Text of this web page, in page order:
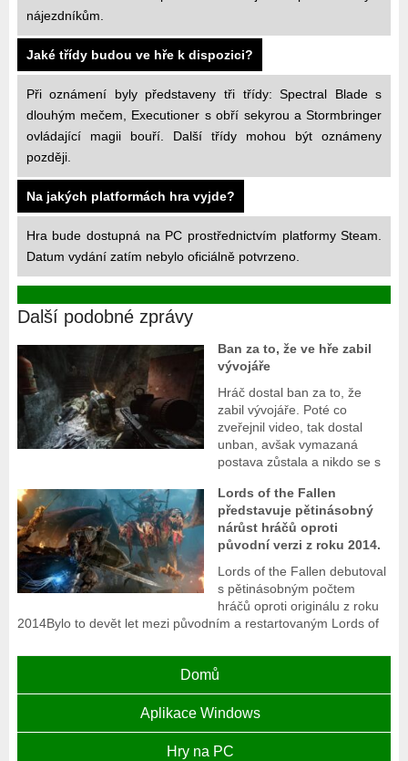
nájezdníkům.
Jaké třídy budou ve hře k dispozici?
Při oznámení byly představeny tři třídy: Spectral Blade s
dlouhým mečem, Executioner s obří sekyrou a Stormbringer
ovládající magii bouří. Další třídy mohou být oznámeny
později.
Na jakých platformách hra vyjde?
Hra bude dostupná na PC prostřednictvím platformy Steam.
Datum vydání zatím nebylo oficiálně potvrzeno.
Další podobné zprávy
Ban za to, že ve hře zabil
vývojáře
Hráč dostal ban za to, že
zabil vývojáře. Poté co
zveřejnil video, tak dostal
unban, avšak vymazaná
postava zůstala a nikdo se s
Lords of the Fallen
představuje pětinásobný
nárůst hráčů oproti
původní verzi z roku 2014.
Lords of the Fallen debutoval
s pětinásobným počtem
hráčů oproti originálu z roku
2014Bylo to devět let mezi původním a restartovaným Lords of
Domů
Aplikace Windows
Hry na PC